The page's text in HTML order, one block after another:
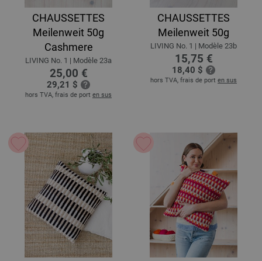
CHAUSSETTES
Meilenweit 50g
Cashmere
LIVING No. 1 | Modèle 23a
25,00 €
29,21 $
hors TVA, frais de port en sus
CHAUSSETTES
Meilenweit 50g
LIVING No. 1 | Modèle 23b
15,75 €
18,40 $
hors TVA, frais de port en sus